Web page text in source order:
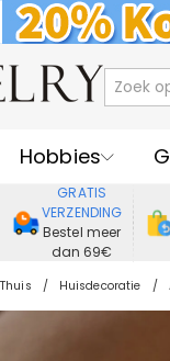
Hobbies
Recipienten
Nieuwe
GRATIS
VERZENDING
Bestel meer
dan 69€
Thuis Huisdecoratie